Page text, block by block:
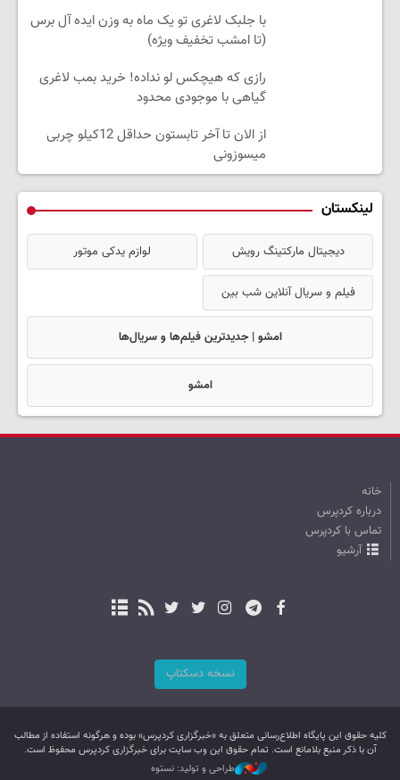
با جلبک لاغری تو یک ماه به وزن ایده آل برس
(تا امشب تخفیف ویژه)
رازی که هیچکس لو نداده! خرید بمب لاغری
گیاهی با موجودی محدود
از الان تا آخر تابستون حداقل 12کیلو چربی
میسوزونی
لینکستان
دیجیتال مارکتینگ رویش لوازم یدکی موتور
فیلم و سریال آنلاین شب بین
امشو | جدیدترین فیلم‌ها و سریال‌ها
امشو
خانه
درباره کردپرس
تماس با کردپرس
آرشیو
نسخه دسکتاپ
کليه حقوق اين پایگاه اطلاع‌رسانی متعلق به «خبرگزاری کردپرس» بوده و هرگونه استفاده از مطالب
آن با ذکر منبع بلامانع است. تمام حقوق این وب سایت برای خبرگزاری کردپرس محفوظ است.
طراحی و تولید: نستوه